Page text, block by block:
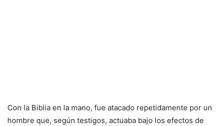
Con la Biblia en la mano, fue atacado repetidamente por un
hombre que, según testigos, actuaba bajo los efectos de